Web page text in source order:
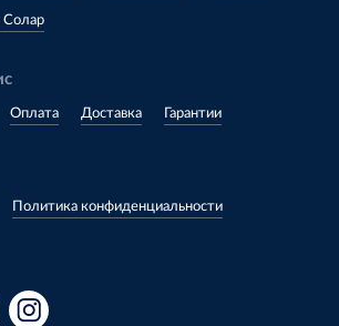
Солар
Оплата Доставка Гарантии
Политика конфиденциальности